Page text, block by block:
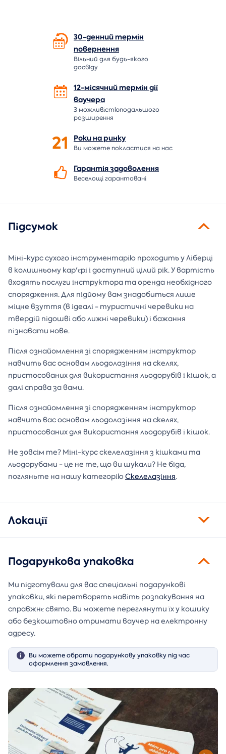
30-денний термін
повернення
Вільний для будь-якого
досвіду
12-місячний термін дії
ваучера
З можливістюподальшого
розширення
21 Роки наринку
Ви можете покластися на нас
Гарантіязадоволення
Веселощі гарантовані
Підсумок
Міні-курс сухого інструментарію проходить у Ліберці
в колишньому кар'єрі і доступний цілий рік. У вартість
входять послуги інструктора та оренда необхідного
спорядження. Для підйому вам знадобиться лише
міцне взуття (в ідеалі - туристичні черевики на
твердій підошві або лижні черевики) і бажання
пізнавати нове.
Після ознайомлення зі спорядженням інструктор
навчить вас основам льодолазіння на скелях,
пристосованих для використання льодорубів і кішок, а
далі справа за вами.
Після ознайомлення зі спорядженням інструктор
навчить вас основам льодолазіння на скелях,
пристосованих для використання льодорубів і кішок.
Не зовсім те? Міні-курс скелелазіння з кішками та
льодорубами - це не те, що ви шукали? Не біда,
погляньте на нашу категоріюСкелелазіння.
Локації
Подарункова упаковка
Ми підготували для вас спеціальні подарункові
упаковки, які перетворять навіть розпакування на
справжнє свято. Ви можете переглянути їх у кошику
або безкоштовно отримати ваучер на електронну
адресу.
Ви можете обрати подарункову упаковку під час
оформлення замовлення.